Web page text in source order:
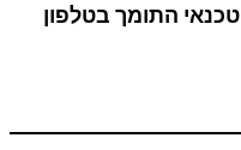
התומך בטלפון